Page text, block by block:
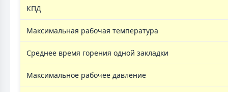
КПД
Максимальная рабочая температура
Среднее время горения одной закладки
Максимальное рабочее давление